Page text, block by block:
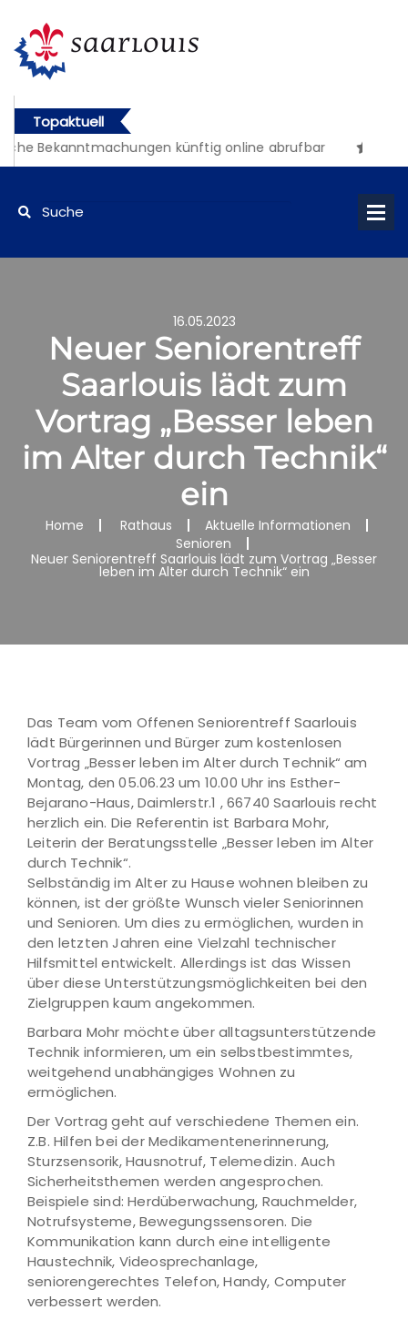
Topaktuell
Bekanntmachungen künftig online abrufbar
16.05.2023
Neuer Seniorentreff
Saarlouis lädt zum
Vortrag „Besser leben
im Alter durch Technik“
ein
Home Rathaus
Aktuelle Informationen
Senioren
Neuer Seniorentreff Saarlouis lädt zum Vortrag „Besser
leben im Alter durch Technik“ ein
Das Team vom Offenen Seniorentreff Saarlouis
lädt Bürgerinnen und Bürger zum kostenlosen
Vortrag „Besser leben im Alter durch Technik“ am
Montag, den 05.06.23 um 10.00 Uhr ins Esther-
Bejarano-Haus, Daimlerstr.1 , 66740 Saarlouis recht
herzlich ein. Die Referentin ist Barbara Mohr,
Leiterin der Beratungsstelle „Besser leben im Alter
durch Technik“.
Selbständig im Alter zu Hause wohnen bleiben zu
können, ist der größte Wunsch vieler Seniorinnen
und Senioren. Um dies zu ermöglichen, wurden in
den letzten Jahren eine Vielzahl technischer
Hilfsmittel entwickelt. Allerdings ist das Wissen
über diese Unterstützungsmöglichkeiten bei den
Zielgruppen kaum angekommen.
Barbara Mohr möchte über alltagsunterstützende
Technik informieren, um ein selbstbestimmtes,
weitgehend unabhängiges Wohnen zu
ermöglichen.
Der Vortrag geht auf verschiedene Themen ein.
Z.B. Hilfen bei der Medikamentenerinnerung,
Sturzsensorik, Hausnotruf, Telemedizin. Auch
Sicherheitsthemen werden angesprochen.
Beispiele sind: Herdüberwachung, Rauchmelder,
Notrufsysteme, Bewegungssensoren. Die
Kommunikation kann durch eine intelligente
Haustechnik, Videosprechanlage,
seniorengerechtes Telefon, Handy, Computer
verbessert werden.